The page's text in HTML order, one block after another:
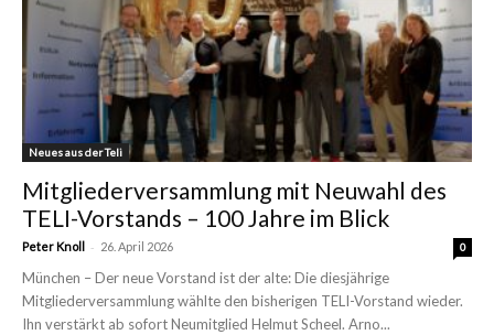
Neues aus der Teli
Mitgliederversammlung mit Neuwahl des
TELI-Vorstands – 100 Jahre im Blick
Peter Knoll - 26. April 2026 0
München – Der neue Vorstand ist der alte: Die diesjährige
Mitgliederversammlung wählte den bisherigen TELI-Vorstand wieder.
Ihn verstärkt ab sofort Neumitglied Helmut Scheel. Arno...